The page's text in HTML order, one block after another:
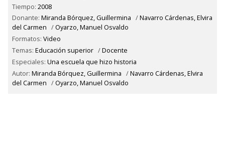
Tiempo: 2008
Donante: Miranda Bórquez, Guillermina /Navarro Cárdenas, Elvira
del Carmen /Oyarzo, Manuel Osvaldo
Formatos: Video
Temas: Educación superior /Docente
Especiales: Una escuela que hizo historia
Autor: Miranda Bórquez, Guillermina /Navarro Cárdenas, Elvira
del Carmen /Oyarzo, Manuel Osvaldo